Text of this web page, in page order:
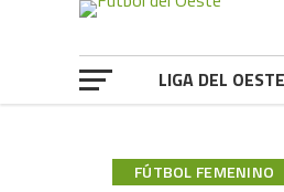
LIGA DEL OESTE
FÚTBOL FEMENINO